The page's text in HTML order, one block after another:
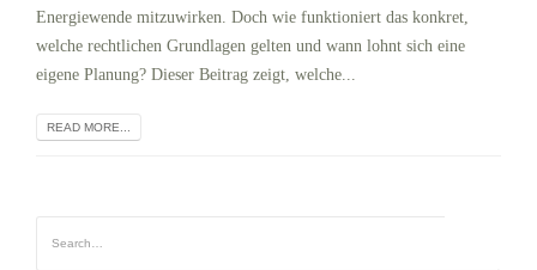
Energiewende mitzuwirken. Doch wie funktioniert das konkret,
welche rechtlichen Grundlagen gelten und wann lohnt sich eine
eigene Planung? Dieser Beitrag zeigt, welche...
READ MORE...